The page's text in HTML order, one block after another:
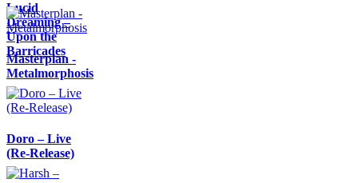
Lucid
Dreaming –
Upon the
Barricades
Masterplan -
Metalmorphosis
Doro – Live
(Re-Release)